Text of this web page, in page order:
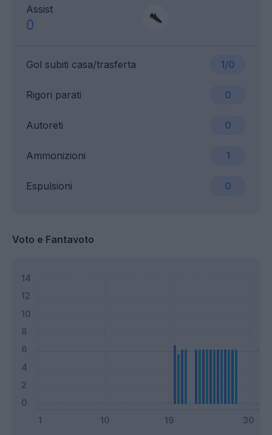
Assist
0
Gol subiti casa/trasferta 1/0
Ammonizioni 1
Rigori parati 0
Espulsioni 0
Autoreti 0
Voto e Fantavoto